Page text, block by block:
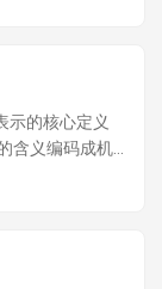
示的核心定义
含义编码成机
好训练的神经